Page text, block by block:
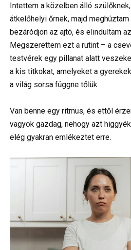
Intettem a közelben álló
átkelőhelyi őrnek, majd meghúztam
bezáródjon az ajtó, és elindultam
Megszerettem ezt a rutint – a
testvérek egy pillanat alatt
a kis titkokat, amelyeket a
a világ sorsa függne tőlük.
Van benne egy ritmus, és ettől
vagyok gazdag, nehogy azt
elég gyakran emlékeztet erre.